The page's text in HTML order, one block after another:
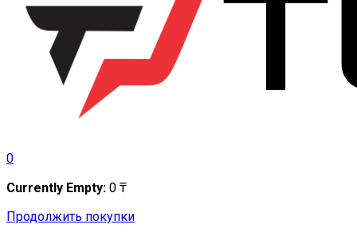
0
Currently Empty: 0 ₸
Продолжить покупки